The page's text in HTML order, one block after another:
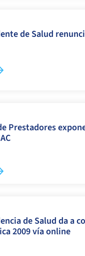
de Salud
Prestadores
de Salud da a
2009 vía online